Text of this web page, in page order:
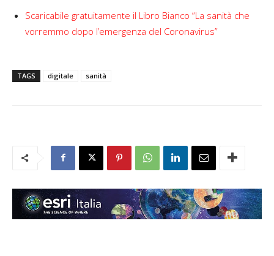
Scaricabile gratuitamente il Libro Bianco “La sanità che
vorremmo dopo l’emergenza del Coronavirus”
TAGS digitale sanità